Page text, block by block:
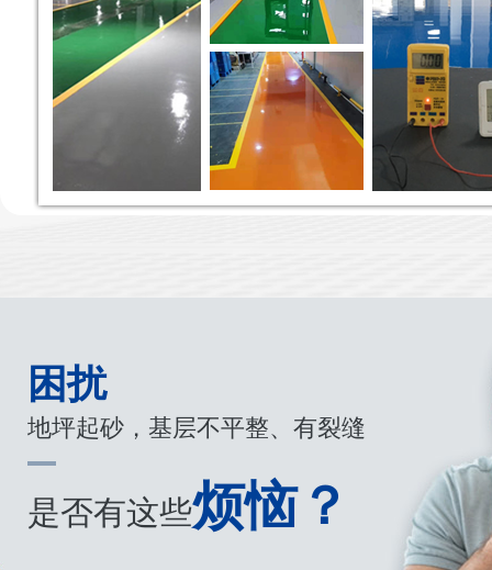
困扰
地坪起砂，基层不平整、有裂缝
是否有这些烦恼？